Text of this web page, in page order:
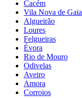
Cacém
Vila Nova de Gaia
Algueirão
Loures
Felgueiras
Évora
Rio de Mouro
Odivelas
Aveiro
Amora
Corroios